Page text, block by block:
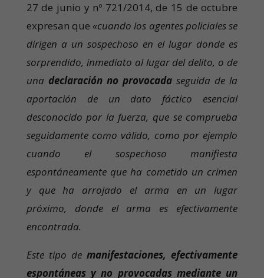
27 de junio y nº 721/2014, de 15 de octubre
expresan que «cuando los agentes policiales se
dirigen a un sospechoso en el lugar donde es
sorprendido, inmediato al lugar del delito, o de
una declaración no provocada seguida de la
aportación de un dato fáctico esencial
desconocido por la fuerza, que se comprueba
seguidamente como válido, como por ejemplo
cuando el sospechoso manifiesta
espontáneamente que ha cometido un crimen
y que ha arrojado el arma en un lugar
próximo, donde el arma es efectivamente
encontrada.
Este tipo demanifestaciones, efectivamente
espontáneas y no provocadas mediante un